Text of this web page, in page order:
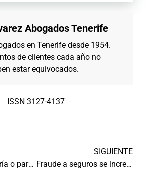
Abogados Tenerife
en Tenerife desde 1954.
de clientes cada año no
estar equivocados.
ISSN 3127-4137
¿Qué es medianería o pared medianera?
SIGUIENTE
Fraude a seguros se incrementa